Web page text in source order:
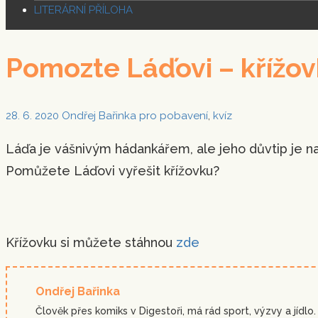
LITERÁRNÍ PŘÍLOHA
Pomozte Láďovi –
28. 6. 2020 Ondřej Bařinka pro pobavení, kvíz
Láďa je vášnivým hádankářem, ale jeho důvtip je
Pomůžete Láďovi vyřešit křížovku?
Křížovku si můžete stáhnou zde
Ondřej Bařinka
Člověk přes komiks v Digestoři, má rád sport, výzvy a jídlo.